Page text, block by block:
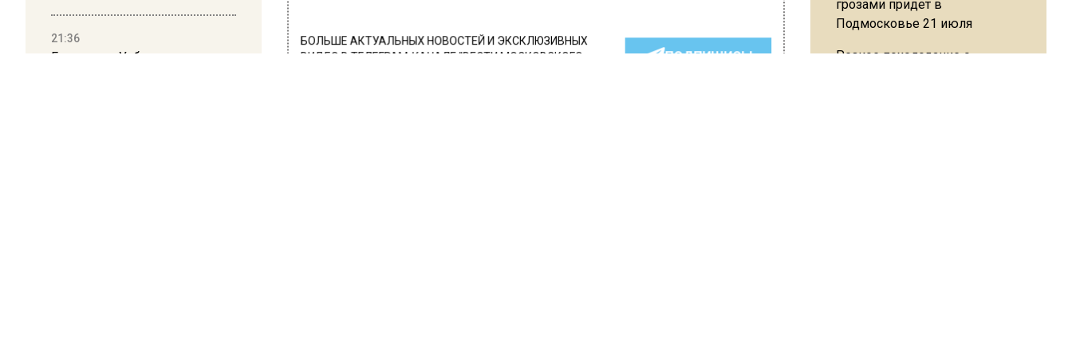
21:36
Гражданку Узбекистана
БОЛЬШЕ АКТУАЛЬНЫХ НОВОСТЕЙ И ЭКСКЛЮЗИВНЫХ
ВИДЕО В ТЕЛЕГРАМ-КАНАЛЕ "ВЕСТИ МОСКОВСКОГО
ПОДПИШИСЬ!
Резкое похолодание с